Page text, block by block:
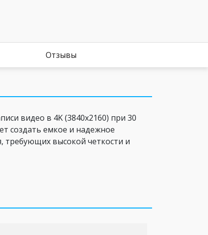
Отзывы
видео в 4K (3840x2160) при 30
создать емкое и надежное
требующих высокой четкости и